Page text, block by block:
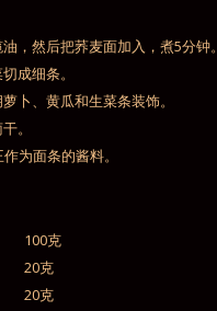
，然后把荞麦面加入，煮5分
成细条。
卜、黄瓜和生菜条装饰。
。
为面条的酱料。
100克
20克
20克